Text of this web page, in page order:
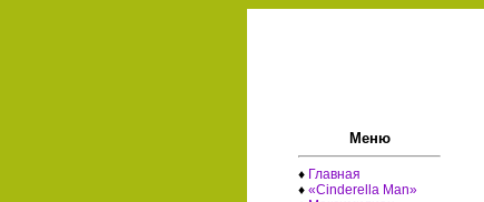
Меню
♦ Главная
♦«Cinderella Man»